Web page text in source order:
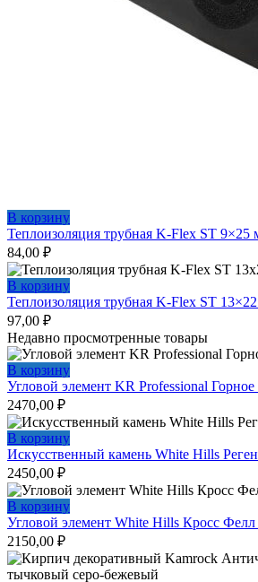
В корзину
Теплоизоляция трубная K-Flex ST 9×25
84,00 ₽
В корзину
Теплоизоляция трубная K-Flex ST
97,00 ₽
Недавно просмотренные товары
В корзину
Угловой элемент KR Professional
2470,00 ₽
В корзину
Искусственный камень White Hills
2450,00 ₽
В корзину
Угловой элемент White Hills Кросс
2150,00 ₽